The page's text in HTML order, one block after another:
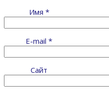
Имя *
E-mail *
Сайт